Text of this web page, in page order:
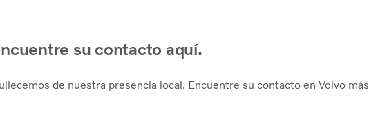
su contacto aquí.
de nuestra presencia local. Encuentre su contacto en Volvo más